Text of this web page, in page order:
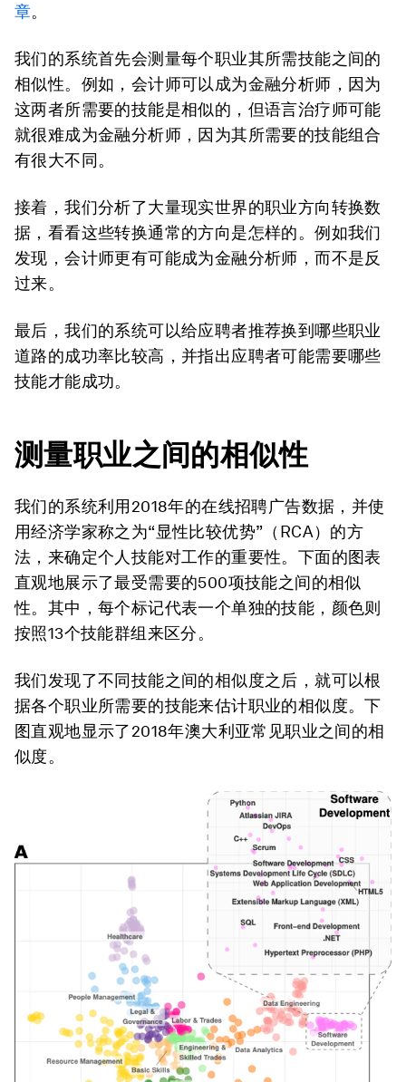
章。
我们的系统首先会测量每个职业其所需技能之间的
相似性。例如，会计师可以成为金融分析师，因为
这两者所需要的技能是相似的，但语言治疗师可能
就很难成为金融分析师，因为其所需要的技能组合
有很大不同。
接着，我们分析了大量现实世界的职业方向转换数
据，看看这些转换通常的方向是怎样的。例如我们
发现，会计师更有可能成为金融分析师，而不是反
过来。
最后，我们的系统可以给应聘者推荐换到哪些职业
道路的成功率比较高，并指出应聘者可能需要哪些
技能才能成功。
测量职业之间的相似性
我们的系统利用2018年的在线招聘广告数据，并使
用经济学家称之为“显性比较优势”（RCA）的方
法，来确定个人技能对工作的重要性。下面的图表
直观地展示了最受需要的500项技能之间的相似
性。其中，每个标记代表一个单独的技能，颜色则
按照13个技能群组来区分。
我们发现了不同技能之间的相似度之后，就可以根
据各个职业所需要的技能来估计职业的相似度。下
图直观地显示了2018年澳大利亚常见职业之间的相
似度。